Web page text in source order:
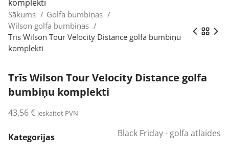
Sākums
Golfa bumbiņas
Wilson golfa bumbiņas
Trīs Wilson Tour Velocity Distance golfa bumbiņu
komplekti
Trīs Wilson Tour Velocity Distance golfa
bumbiņu komplekti
43,56€ ieskaitot PVN
Kategorijas Black Friday - golfa atlaides